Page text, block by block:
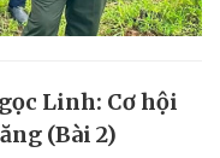
Linh: Cơ hội
(Bài 2)